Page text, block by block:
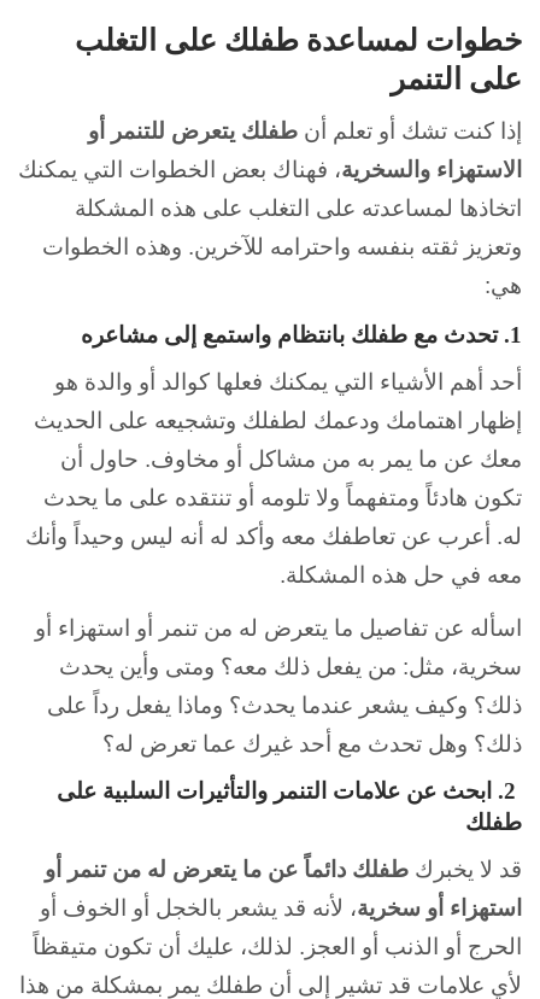
خطوات لمساعدة طفلك على التغلب
على التنمر
إذا كنت تشك أو تعلم أن طفلك يتعرض للتنمر أو
الاستهزاء والسخرية، فهناك بعض الخطوات التي يمكنك
اتخاذها لمساعدته على التغلب على هذه المشكلة
وتعزيز ثقته بنفسه واحترامه للآخرين. وهذه الخطوات
هي:
1. تحدث مع طفلك بانتظام واستمع إلى مشاعره
أحد أهم الأشياء التي يمكنك فعلها كوالد أو والدة هو
إظهار اهتمامك ودعمك لطفلك وتشجيعه على الحديث
معك عن ما يمر به من مشاكل أو مخاوف. حاول أن
تكون هادئاً ومتفهماً ولا تلومه أو تنتقده على ما يحدث
له. أعرب عن تعاطفك معه وأكد له أنه ليس وحيداً وأنك
معه في حل هذه المشكلة.
اسأله عن تفاصيل ما يتعرض له من تنمر أو استهزاء أو
سخرية، مثل: من يفعل ذلك معه؟ ومتى وأين يحدث
ذلك؟ وكيف يشعر عندما يحدث؟ وماذا يفعل رداً على
ذلك؟ وهل تحدث مع أحد غيرك عما تعرض له؟
2. ابحث عن علامات التنمر والتأثيرات السلبية على
طفلك
قد لا يخبرك طفلك دائماً عن ما يتعرض له من تنمر أو
استهزاء أو سخرية، لأنه قد يشعر بالخجل أو الخوف أو
الحرج أو الذنب أو العجز. لذلك، عليك أن تكون متيقظاً
لأي علامات قد تشير إلى أن طفلك يمر بمشكلة من هذا